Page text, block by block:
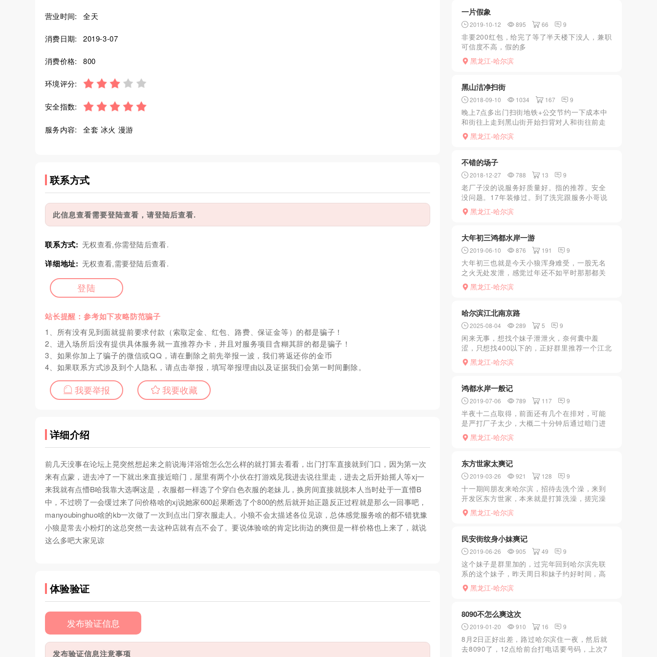
营业时间: 全天
消费日期: 2019-3-07
消费价格: 800
环境评分:
安全指数:
服务内容: 全套 冰火 漫游
联系方式
此信息查看需要登陆查看，请登陆后查看.
联系方式: 无权查看,你需登陆后查看.
详细地址: 无权查看,需要登陆后查看.
登陆
站长提醒：参考如下攻略防范骗子
1、所有没有见到面就提前要求付款（索取定金、红包、路费、保证金等）的都是骗子！
2、进入场所后没有提供具体服务就一直推荐办卡，并且对服务项目含糊其辞的都是骗子！
3、如果你加上了骗子的微信或QQ，请在删除之前先举报一波，我们将返还你的金币
4、如果联系方式涉及到个人隐私，请点击举报，填写举报理由以及证据我们会第一时间删除。
我要举报 我要收藏
详细介绍
前几天没事在论坛上晃突然想起来之前说海洋浴馆怎么怎么样的就打算去看看，出门打车直接就到门口，因为第一次
来有点蒙，进去冲了一下就出来直接近暗门，屋里有两个小伙在打游戏见我进去说往里走，进去之后开始摇人等xj一
来我就有点懵B哈我靠大选啊这是，衣服都一样选了个穿白色衣服的老妹儿，换房间直接就脱本人当时处于一直懵B
中，不过唠了一会缓过来了问价格啥的xj说她家600起果断选了个800的然后就开始正题反正过程就是那么一回事吧，
manyoubinghuo啥的kb一次做了一次到点出门穿衣服走人。小狼不会太描述各位见谅，总体感觉服务啥的都不错犹豫
小狼是常去小粉灯的这总突然一去这种店就有点不会了。要说体验啥的肯定比街边的爽但是一样价格也上来了，就说
这么多吧大家见谅
体验验证
发布验证信息
发布验证信息注意事项
一片假象
2019-10-12 895 66 9
非要200红包，给完了等了半天楼下没人，兼职
可信度不高，假的多
黑龙江-哈尔滨
黑山洁净扫街
2018-09-10 1034 167 9
晚上7点多出门扫街地铁+公交节约一下成本中
和街往上走到黑山街开始扫背对人和街往前走
右手边几乎没啥好货色进了几家都有点不敢进
了左手边瞄了几眼看见几个貌似还差不多了屋
黑龙江-哈尔滨
不错的场子
2018-12-27 788 13 9
老厂子没的说服务好质量好。指的推荐。安全
没问题。17年装修过。到了洗完跟服务小哥说
上楼。有人带到8楼。小姐一排。自愿的选择。
都不错。
黑龙江-哈尔滨
大年初三鸿都水岸一游
2019-06-10 876 191 9
大年初三也就是今天小狼浑身难受，一股无名
之火无处发泄，感觉过年还不如平时那那都关
门，除了各种大商场开门其它都关门，逛商场
又不是老爷们的强项贺岁电影基本也都看了一
黑龙江-哈尔滨
哈尔滨江北南京路
2025-08-04 289 5 9
闲来无事，想找个妹子泄泄火，奈何囊中羞
涩，只想找400以下的，正好群里推荐一个江北
的，小弟家也在江北，非常的方便，直接加微
联系，小姐姐很谨慎，验证之后约时间发位置
黑龙江-哈尔滨
鸿都水岸一般记
2019-07-06 789 117 9
半夜十二点取得，前面还有几个在排对，可能
是严打厂子太少，大概二十分钟后通过暗门进
去大选，妹子普片年龄偏大，选了一个相对年
轻的，就是那些活，口暴后都硬不起来了，就
黑龙江-哈尔滨
东方世家太爽记
2019-03-26 921 128 9
十一期间朋友来哈尔滨，招待去洗个澡，来到
开发区东方世家，本来就是打算洗澡，搓完澡
发现他家原来男浴区可以选人的板子没有了，
就去楼上休息了，过一会想按摩，排个松骨说
黑龙江-哈尔滨
民安街纹身小妹爽记
2019-06-26 905 49 9
这个妹子是群里加的，过完年回到哈尔滨先联
系的这个妹子，昨天周日和妹子约好时间，高
高兴兴去了，还是那张小白脸，窄窄的肩膀有
个纹身，后入的时候绝对养眼，刚去的时候也
黑龙江-哈尔滨
8090不怎么爽这次
2019-01-20 910 16 9
8月2日正好出差，路过哈尔滨住一夜，然后就
去8090了，12点给前台打电话要号码，上次7